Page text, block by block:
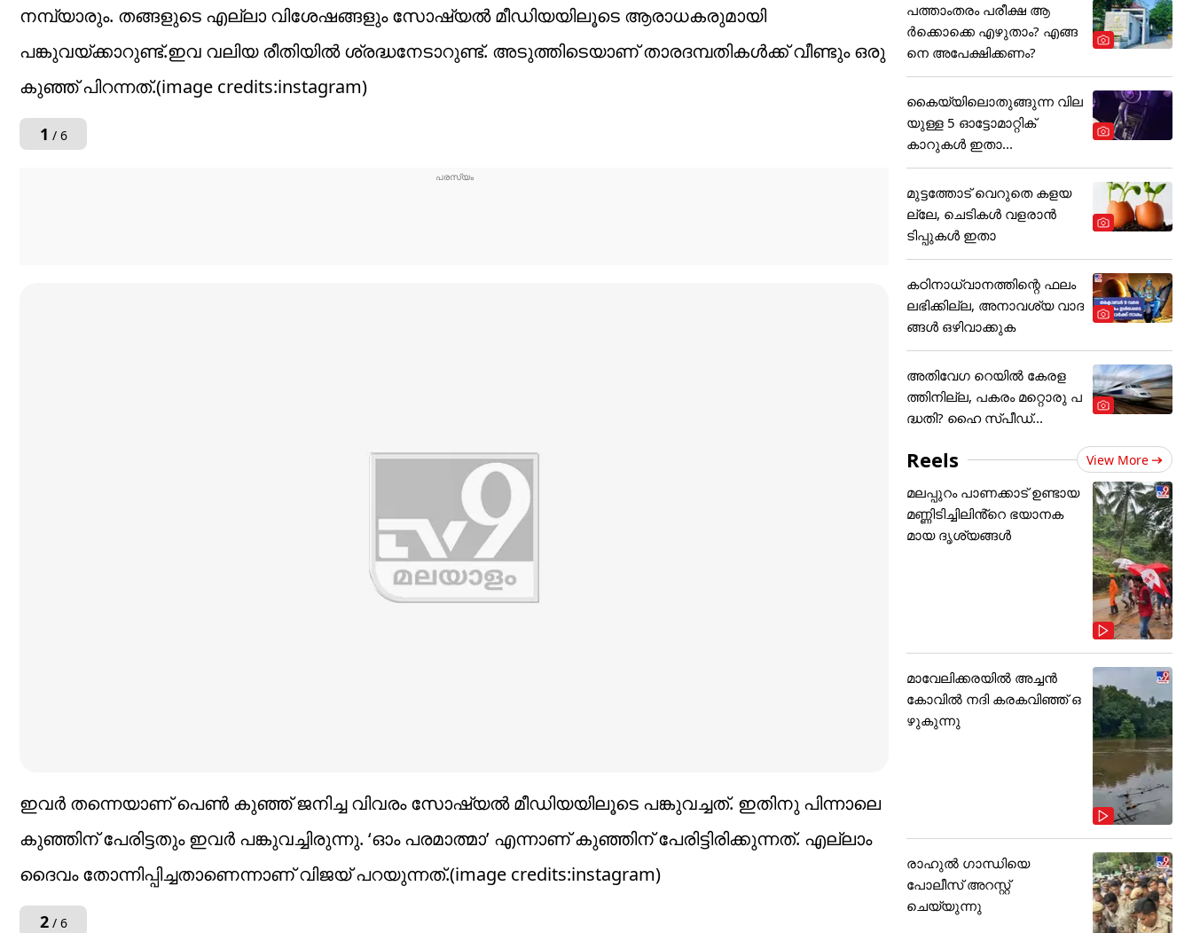
നമ്പ്യാരും. തങ്ങളുടെ എല്ലാ വിശേഷങ്ങളും സോഷ്യൽ മീഡിയയിലൂടെ ആരാധകരുമായി
പങ്കുവയ്ക്കാറുണ്ട്.ഇവ വലിയ രീതിയിൽ ശ്ര​ദ്ധനേടാറുണ്ട്. അടുത്തിടെയാണ് താരദമ്പതികൾക്ക് വീണ്ടും ഒരു
കുഞ്ഞ് പിറന്നത്.(image credits:instagram)
1 / 6
ഇവർ തന്നെയാണ് പെൺ കുഞ്ഞ് ജനിച്ച വിവരം സോഷ്യൽ മീഡിയയിലൂടെ പങ്കുവച്ചത്. ഇതിനു പിന്നാലെ
കുഞ്ഞിന് പേരിട്ടതും ഇവർ പങ്കുവച്ചിരുന്നു. ‘ഓം പരമാത്മാ’ എന്നാണ് കുഞ്ഞിന് പേരിട്ടിരിക്കുന്നത്. എല്ലാം
ദൈവം തോന്നിപ്പിച്ചതാണെന്നാണ് വിജയ് പറയുന്നത്.(image credits:instagram)
2/ 6
പത്താംതരം പരീക്ഷ ആ
ര്‍ക്കൊക്കെ എഴുതാം? എങ്ങ
നെ അപേക്ഷിക്കണം?
കൈയ്യിലൊതുങ്ങുന്ന വില
യുള്ള 5 ഓട്ടോമാറ്റിക്
കാറുകൾ ഇതാ...
മുട്ടത്തോട് വെറുതെ കളയ
ല്ലേ, ചെടികൾ വളരാൻ
ടിപ്പുകൾ ഇതാ
കഠിനാധ്വാനത്തിന്റെ ഫലം
ലഭിക്കില്ല, അനാവശ്യ വാദ
ങ്ങൾ ഒഴിവാക്കുക
അതിവേഗ റെയില്‍ കേരള
ത്തിനില്ല, പകരം മറ്റൊരു പ
ദ്ധതി? ഹൈ സ്പീഡ്...
Reels View More
മലപ്പുറം പാണക്കാട് ഉണ്ടായ
മണ്ണിടിച്ചിലിൻ്റെ ഭയാനക
മായ ദൃശ്യങ്ങൾ
മാവേലിക്കരയിൽ അച്ചൻ
കോവിൽ നദി കരകവിഞ്ഞ് ഒ
ഴുകുന്നു
രാഹുൽ ഗാന്ധിയെ
പോലീസ് അറസ്റ്റ്
ചെയ്യുന്നു